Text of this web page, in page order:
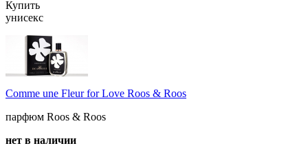
Купить
унисекс
Comme une Fleur for Love Roos & Roos
парфюм Roos & Roos
нет в наличии